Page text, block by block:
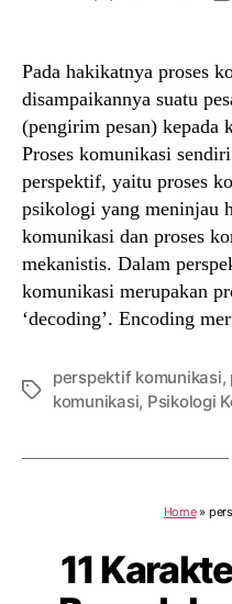
Pada hakikatnya proses
disampaikannya suatu
(pengirim pesan) kepada
Proses komunikasi
perspektif, yaitu proses
psikologi yang meninjau
komunikasi dan proses
mekanistis. Dalam
komunikasi merupakan
‘decoding’. Encoding
Tags
perspektif komunikasi,
komunikasi, Psikologi
Home»
11